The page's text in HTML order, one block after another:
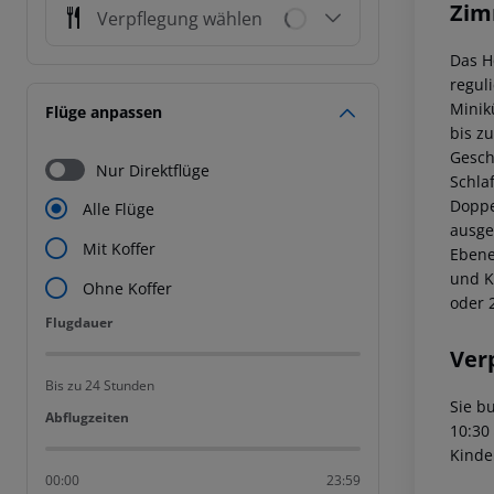
Verpflegung wählen
Flüge anpassen
Nur Direktflüge
Alle Flüge
Mit Koffer
Ohne Koffer
Flugdauer
Flugdauer
Bis zu 24 Stunden
Abflugzeiten
Abflugzeiten
00:00 23:59
Das
bis
und
oder
Sie